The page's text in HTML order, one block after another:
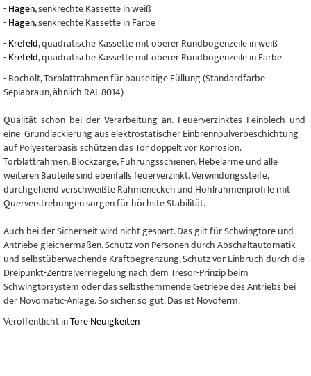
-Hagen, senkrechte Kassette in weiß
-Hagen, senkrechte Kassette in Farbe
-Krefeld, quadratische Kassette mit oberer Rundbogenzeile in weiß
-Krefeld, quadratische Kassette mit oberer Rundbogenzeile in Farbe
- Bocholt, Torblattrahmen für bauseitige Füllung (Standardfarbe
Sepiabraun, ähnlich RAL 8014)
Qualität schon bei der Verarbeitung an. Feuerverzinktes Feinblech und
eine Grundlackierung aus elektrostatischer Einbrennpulverbeschichtung
auf Polyesterbasis schützen das Tor doppelt vor Korrosion.
Torblattrahmen, Blockzarge, Führungsschienen, Hebelarme und alle
weiteren Bauteile sind ebenfalls feuerverzinkt. Verwindungssteife,
durchgehend verschweißte Rahmenecken und Hohlrahmenprofi le mit
Querverstrebungen sorgen für höchste Stabilität.
Auch bei der Sicherheit wird nicht gespart. Das gilt für Schwingtore und
Antriebe gleichermaßen. Schutz von Personen durch Abschaltautomatik
und selbstüberwachende Kraftbegrenzung, Schutz vor Einbruch durch die
Dreipunkt-Zentralverriegelung nach dem Tresor-Prinzip beim
Schwingtorsystem oder das selbsthemmende Getriebe des Antriebs bei
der Novomatic-Anlage. So sicher, so gut. Das ist Novoferm.
Veröffentlicht inTore Neuigkeiten